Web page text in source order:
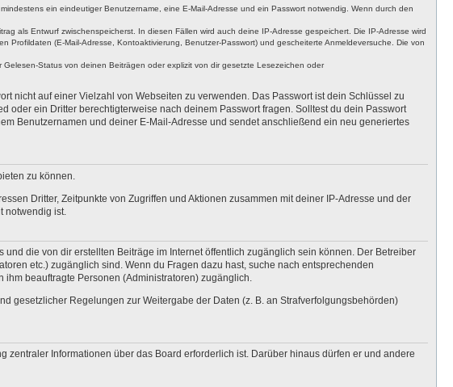
ein eindeutiger Benutzername, eine E-Mail-Adresse und ein Passwort notwendig. Wenn durch den
als Entwurf zwischenspeicherst. In diesen Fällen wird auch deine IP-Adresse gespeichert. Die IP-Adresse wird
(E-Mail-Adresse, Kontoaktivierung, Benutzer-Passwort) und gescheiterte Anmeldeversuche. Die von
Status von deinen Beiträgen oder explizit von dir gesetzte Lesezeichen oder
nicht auf einer Vielzahl von Webseiten zu verwenden. Das Passwort ist dein Schlüssel zu
oder ein Dritter berechtigterweise nach deinem Passwort fragen. Solltest du dein Passwort
Benutzernamen und deiner E-Mail-Adresse und sendet anschließend ein neu generiertes
zu können.
Dritter, Zeitpunkte von Zugriffen und Aktionen zusammen mit deiner IP-Adresse und der
notwendig ist.
die von dir erstellten Beiträge im Internet öffentlich zugänglich sein können. Der Betreiber
etc.) zugänglich sind. Wenn du Fragen dazu hast, suche nach entsprechenden
beauftragte Personen (Administratoren) zugänglich.
gesetzlicher Regelungen zur Weitergabe der Daten (z. B. an Strafverfolgungsbehörden)
Informationen über das Board erforderlich ist. Darüber hinaus dürfen er und andere